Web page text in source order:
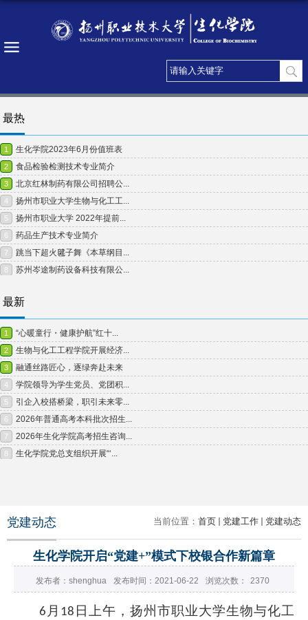
最热
最新
当前位置： 首页 党建工作 党建动态
党建动态
生化学院开启“党建+”模式下校银合作新篇章
发布者：shenghua 发布时间：2021-06-22 浏览次数： 2370
6 月 18 日上午，扬州市职业大学生物与化工